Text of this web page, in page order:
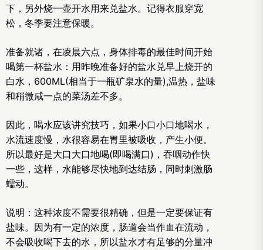
下，另外烧一壶开水用来兑盐水。记得衣服穿宽
松，冬季要注意保暖。
准备就诸，在凌晨六点，身体排毒的最佳时间开始
喝第一杯盐水：用昨晚准备好的盐水兑早上烧开的
白水，600ML(相当于一瓶矿泉水的量),温热，盐味
和稍微咸一点的菜汤差不多。
因此，喝水应该讲究技巧，如果小口小口地喝水，
水流速度慢，水很容易在胃里被吸收，产生小便。
所以最好是大口大口地喝(即喝满口)，吞咽动作快
一些，这样，水能够尽快地到达结肠，同时刺激肠
蠕动。
说明：这种浓度不需要很精确，但是一定要保证有
盐味。因为有一定的浓度，肠道会当作血在流动，
不会吸收喝下去的水，所以盐水才有足够的分量冲